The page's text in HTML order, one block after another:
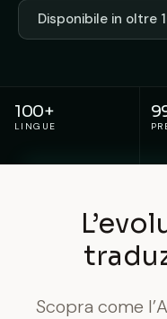
Disponibile in oltre
100+
LINGUE
Scopra come